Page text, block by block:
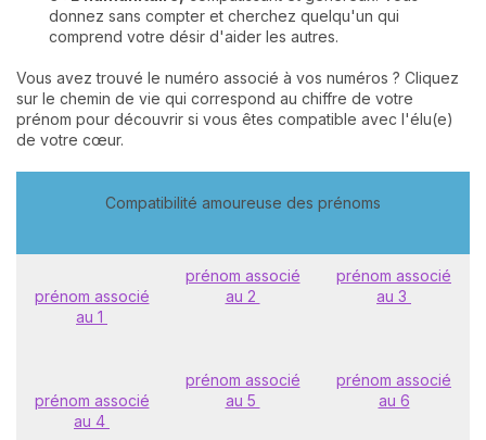
donnez sans compter et cherchez quelqu'un qui
comprend votre désir d'aider les autres.
Vous avez trouvé le numéro associé à vos numéros ? Cliquez
sur le chemin de vie qui correspond au chiffre de votre
prénom pour découvrir si vous êtes compatible avec l'élu(e)
de votre cœur.
Compatibilité amoureuse des prénoms
prénom associé
au 1
prénom associé
au 2
prénom associé
au 3
prénom associé
au 4
prénom associé
au 5
prénom associé
au 6